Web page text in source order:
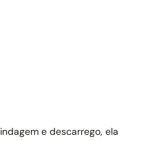
e descarrego, ela